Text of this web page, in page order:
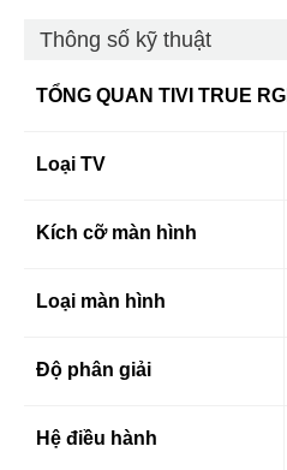
Thông số kỹ thuật
TỔNG QUAN TIVI TRUE
Loại TV
Kích cỡ màn hình
Loại màn hình
Độ phân giải
Hệ điều hành